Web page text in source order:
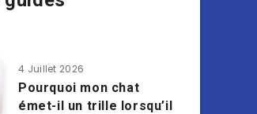
4 Juillet 2026
Pourquoi mon chat
émet-il un trille lorsqu’il